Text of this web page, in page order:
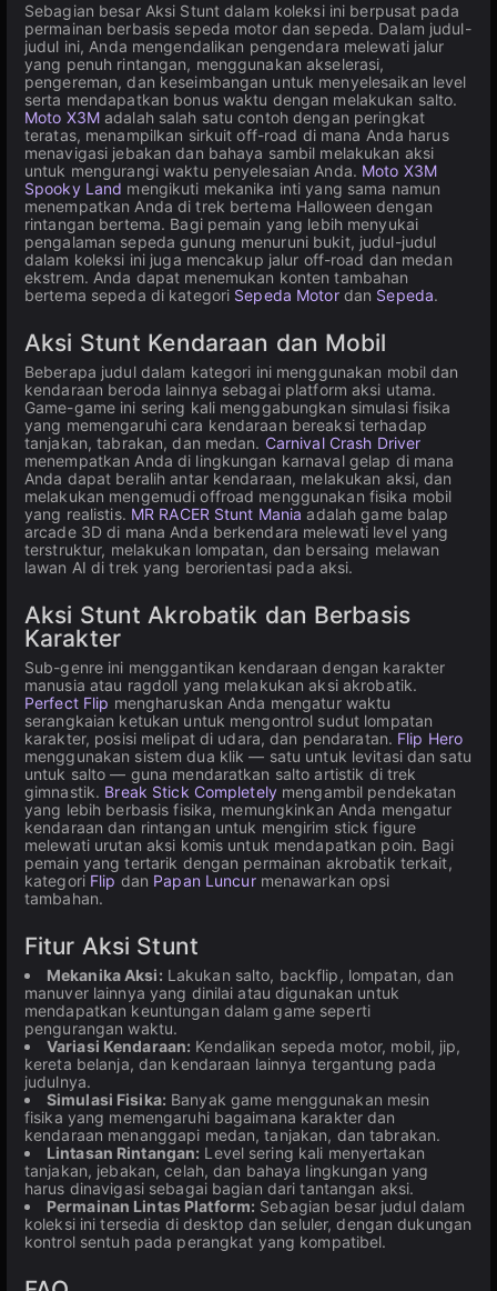
Sebagian besar Aksi Stunt dalam koleksi ini berpusat pada
permainan berbasis sepeda motor dan sepeda. Dalam judul-
judul ini, Anda mengendalikan pengendara melewati jalur
yang penuh rintangan, menggunakan akselerasi,
pengereman, dan keseimbangan untuk menyelesaikan level
serta mendapatkan bonus waktu dengan melakukan salto.
Moto X3Madalah salah satu contoh dengan peringkat
teratas, menampilkan sirkuit off-road di mana Anda harus
menavigasi jebakan dan bahaya sambil melakukan aksi
untuk mengurangi waktu penyelesaian Anda. Moto X3M
Spooky Land mengikuti mekanika inti yang sama namun
menempatkan Anda di trek bertema Halloween dengan
rintangan bertema. Bagi pemain yang lebih menyukai
pengalaman sepeda gunung menuruni bukit, judul-judul
dalam koleksi ini juga mencakup jalur off-road dan medan
ekstrem. Anda dapat menemukan konten tambahan
bertema sepeda di kategori Sepeda Motordan Sepeda.
Aksi Stunt Kendaraan dan Mobil
Beberapa judul dalam kategori ini menggunakan mobil dan
kendaraan beroda lainnya sebagai platform aksi utama.
Game-game ini sering kali menggabungkan simulasi fisika
yang memengaruhi cara kendaraan bereaksi terhadap
tanjakan, tabrakan, dan medan. Carnival Crash Driver
menempatkan Anda di lingkungan karnaval gelap di mana
Anda dapat beralih antar kendaraan, melakukan aksi, dan
melakukan mengemudi offroad menggunakan fisika mobil
yang realistis. MR RACER Stunt Mania adalah game balap
arcade 3D di mana Anda berkendara melewati level yang
terstruktur, melakukan lompatan, dan bersaing melawan
lawan AI di trek yang berorientasi pada aksi.
Aksi Stunt Akrobatik dan Berbasis
Karakter
Sub-genre ini menggantikan kendaraan dengan karakter
manusia atau ragdoll yang melakukan aksi akrobatik.
Perfect Flip mengharuskan Anda mengatur waktu
serangkaian ketukan untuk mengontrol sudut lompatan
karakter, posisi melipat di udara, dan pendaratan. Flip Hero
menggunakan sistem dua klik — satu untuk levitasi dan satu
untuk salto — guna mendaratkan salto artistik di trek
gimnastik. Break Stick Completelymengambil pendekatan
yang lebih berbasis fisika, memungkinkan Anda mengatur
kendaraan dan rintangan untuk mengirim stick figure
melewati urutan aksi komis untuk mendapatkan poin. Bagi
pemain yang tertarik dengan permainan akrobatik terkait,
kategori Flip dan Papan Luncurmenawarkan opsi
tambahan.
Fitur Aksi Stunt
Mekanika Aksi: Lakukan salto, backflip, lompatan, dan
manuver lainnya yang dinilai atau digunakan untuk
mendapatkan keuntungan dalam game seperti
pengurangan waktu.
Variasi Kendaraan: Kendalikan sepeda motor, mobil, jip,
kereta belanja, dan kendaraan lainnya tergantung pada
judulnya.
Simulasi Fisika: Banyak game menggunakan mesin
fisika yang memengaruhi bagaimana karakter dan
kendaraan menanggapi medan, tanjakan, dan tabrakan.
Lintasan Rintangan: Level sering kali menyertakan
tanjakan, jebakan, celah, dan bahaya lingkungan yang
harus dinavigasi sebagai bagian dari tantangan aksi.
Permainan Lintas Platform: Sebagian besar judul dalam
koleksi ini tersedia di desktop dan seluler, dengan dukungan
kontrol sentuh pada perangkat yang kompatibel.